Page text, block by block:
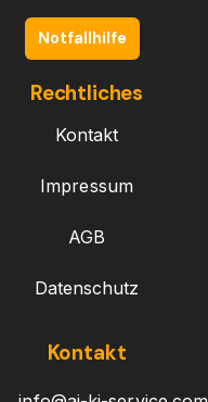
Notfallhilfe
Rechtliches
Kontakt
Impressum
AGB
Datenschutz
Kontakt